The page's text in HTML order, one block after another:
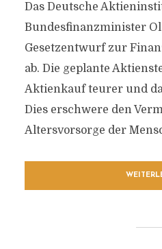
Das Deutsche
Bundesfinanzminister
Gesetzentwurf zur
ab. Die geplante
Aktienkauf teurer und
Dies erschwere den
Altersvorsorge der